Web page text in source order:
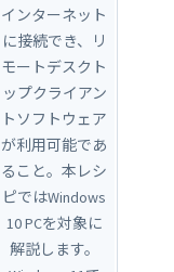
インターネット
に接続でき、リ
モートデスクト
ップクライアン
トソフトウェア
が利用可能であ
ること。本レシ
ピではWindows
10 PCを対象に
解説します。